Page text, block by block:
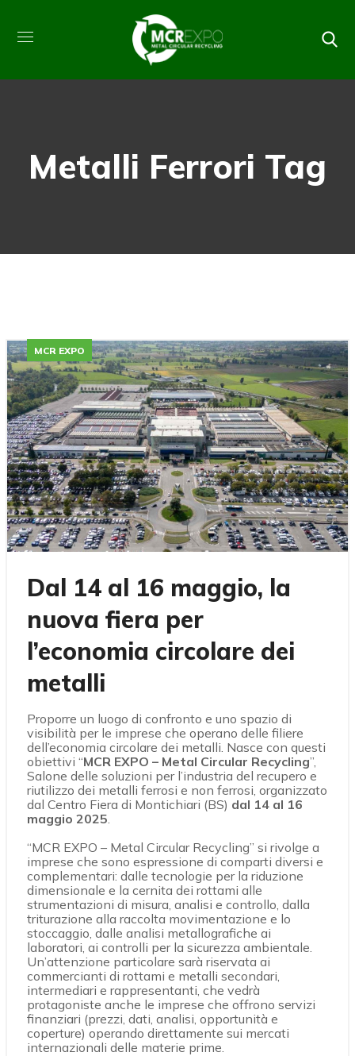
Metalli Ferrori Tag
MCR EXPO
Dal 14 al 16 maggio, la
nuova fiera per
l’economia circolare dei
metalli
Proporre un luogo di confronto e uno spazio di
visibilità per le imprese che operano delle filiere
dell’economia circolare dei metalli. Nasce con questi
obiettivi “MCR EXPO – Metal Circular Recycling”,
Salone delle soluzioni per l’industria del recupero e
riutilizzo dei metalli ferrosi e non ferrosi, organizzato
dal Centro Fiera di Montichiari (BS) dal 14 al 16
maggio 2025
“MCR EXPO – Metal Circular Recycling” si rivolge a
imprese che sono espressione di comparti diversi e
complementari: dalle tecnologie per la riduzione
dimensionale e la cernita dei rottami alle
strumentazioni di misura, analisi e controllo, dalla
triturazione alla raccolta movimentazione e lo
stoccaggio, dalle analisi metallografiche ai
laboratori, ai controlli per la sicurezza ambientale.
Un’attenzione particolare sarà riservata ai
commercianti di rottami e metalli secondari,
intermediari e rappresentanti, che vedrà
protagoniste anche le imprese che offrono servizi
finanziari (prezzi, dati, analisi, opportunità e
coperture) operando direttamente sui mercati
internazionali delle materie prime.